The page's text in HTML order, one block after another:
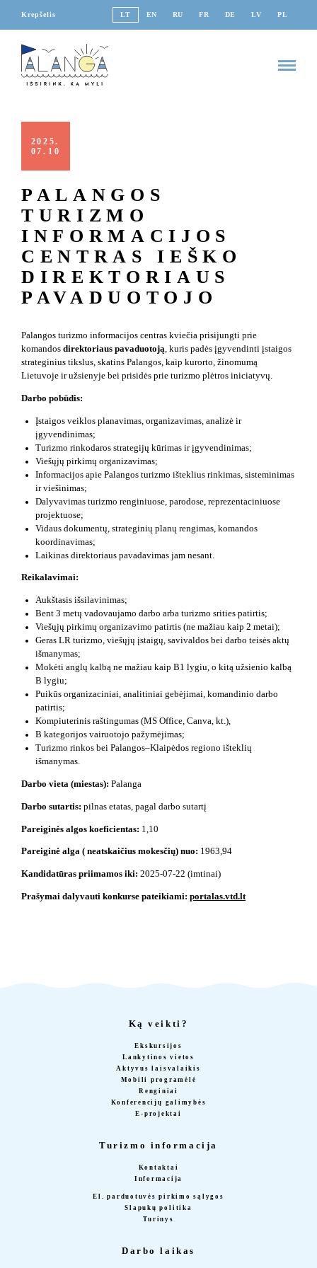
Krepšelis LT EN RU FR DE LV PL
PALANGOS
TURIZMO
INFORMACIJOS
CENTRAS IEŠKO
DIREKTORIAUS
PAVADUOTOJO
2025
07
10
Palangos turizmo informacijos centras kviečia prisijungti prie
komandos direktoriaus pavaduotoją, kuris padės įgyvendinti įstaigos
strateginius tikslus, skatins Palangos, kaip kurorto, žinomumą
Lietuvoje ir užsienyje bei prisidės prie turizmo plėtros iniciatyvų.
Darbo pobūdis:
Įstaigos veiklos planavimas, organizavimas, analizė ir
įgyvendinimas;
Turizmo rinkodaros strategijų kūrimas ir įgyvendinimas;
Viešųjų pirkimų organizavimas;
Informacijos apie Palangos turizmo išteklius rinkimas, sisteminimas
ir viešinimas;
Dalyvavimas turizmo renginiuose, parodose, reprezentaciniuose
projektuose;
Vidaus dokumentų, strateginių planų rengimas, komandos
koordinavimas;
Laikinas direktoriaus pavadavimas jam nesant.
Reikalavimai:
Aukštasis išsilavinimas;
Bent 3 metų vadovaujamo darbo arba turizmo srities patirtis;
Viešųjų pirkimų organizavimo patirtis (ne mažiau kaip 2 metai);
Geras LR turizmo, viešųjų įstaigų, savivaldos bei darbo teisės aktų
išmanymas;
Mokėti anglų kalbą ne mažiau kaip B1 lygiu, o kitą užsienio kalbą
B lygiu;
Puikūs organizaciniai, analitiniai gebėjimai, komandinio darbo
patirtis;
Kompiuterinis raštingumas (MS Office, Canva, kt.),
B kategorijos vairuotojo pažymėjimas;
Turizmo rinkos bei Palangos–Klaipėdos regiono išteklių
išmanymas.
Darbo vieta (miestas): Palanga
Darbo sutartis: pilnas etatas, pagal darbo sutartį
Pareiginės algos koeficientas: 1,10
Pareiginė alga ( neatskaičius mokesčių) nuo: 1963,94
Kandidatūras priimamos iki: 2025-07-22 (imtinai)
Prašymai dalyvauti konkurse pateikiami: portalas.vtd.lt
Ką veikti?
Ekskursijos
Lankytinos vietos
Aktyvus laisvalaikis
Mobili programėlė
Renginiai
Konferencijų galimybės
E-projektai
Turizmo informacija
Kontaktai
Informacija
El. parduotuvės pirkimo sąlygos
Slapukų politika
Turinys
Darbo laikas